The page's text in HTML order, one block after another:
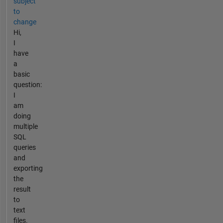
to
change
Hi,
I
have
a
basic
question:
I
am
doing
multiple
SQL
queries
and
exporting
the
result
to
text
files.